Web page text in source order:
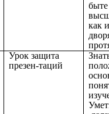
как
Урок защита
презен-таций